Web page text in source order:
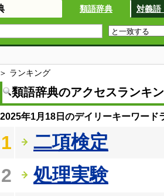
類語辞典 対義語
＞ ランキング
類語辞典のアクセスランキ
2025年1月18日のデイリーキーワード
1
二項検定
2
処理実験